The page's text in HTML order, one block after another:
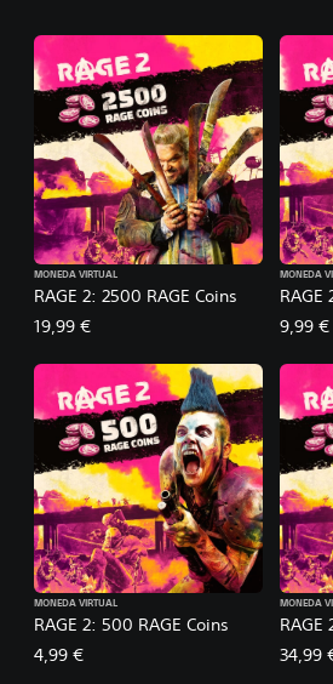
RAGE 2: 2500 RAGE Coins
MONEDA VIRTUAL
19,99 €
RAGE
MONEDA
9,99 €
RAGE 2: 500 RAGE Coins
MONEDA VIRTUAL
4,99 €
RAGE
MONEDA
34,99